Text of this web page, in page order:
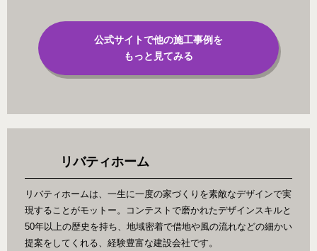
公式サイトで他の施工事例を
もっと見てみる
リバティホーム
リバティホームは、一生に一度の家づくりを素敵なデザインで実
現することがモットー。コンテストで磨かれたデザインスキルと
50年以上の歴史を持ち、地域密着で借地や風の流れなどの細かい
提案をしてくれる、経験豊富な建設会社です。